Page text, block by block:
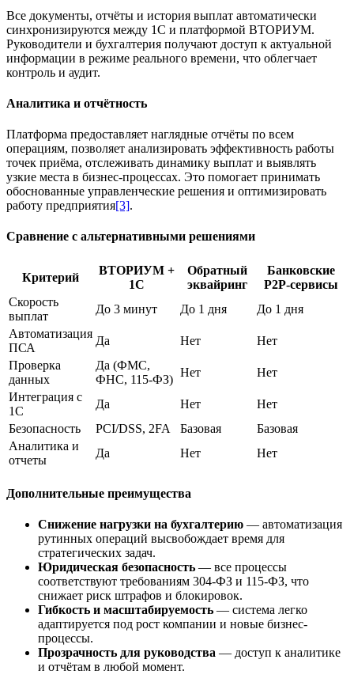
Все документы, отчёты и история выплат автоматически
синхронизируются между 1С и платформой ВТОРИУМ.
Руководители и бухгалтерия получают доступ к актуальной
информации в режиме реального времени, что облегчает
контроль и аудит.
Аналитика и отчётность
Платформа предоставляет наглядные отчёты по всем
операциям, позволяет анализировать эффективность работы
точек приёма, отслеживать динамику выплат и выявлять
узкие места в бизнес-процессах. Это помогает принимать
обоснованные управленческие решения и оптимизировать
работу предприятия[3].
Сравнение с альтернативными решениями
Критерий
ВТОРИУМ +
1С
Обратный
эквайринг
Банковские
P2P-сервисы
Скорость
выплат
До 3 минут До 1 дня
До 1 дня
Автоматизация
ПСА
Да Нет
Нет
Проверка
данных
Да (ФМС,
ФНС, 115-ФЗ)
Нет
Нет
Интеграция с
1С
Да Нет
Нет
Безопасность
PCI/DSS, 2FA Базовая
Базовая
Аналитика и
отчеты
Да Нет Нет
Дополнительные преимущества
Снижение нагрузки на бухгалтерию — автоматизация
рутинных операций высвобождает время для
стратегических задач.
Юридическая безопасность — все процессы
соответствуют требованиям 304-ФЗ и 115-ФЗ, что
снижает риск штрафов и блокировок.
Гибкость и масштабируемость — система легко
адаптируется под рост компании и новые бизнес-
процессы.
Прозрачность для руководства — доступ к аналитике
и отчётам в любой момент.